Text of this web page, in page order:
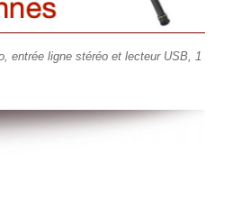
entrée ligne stéréo et lecteur USB, 1